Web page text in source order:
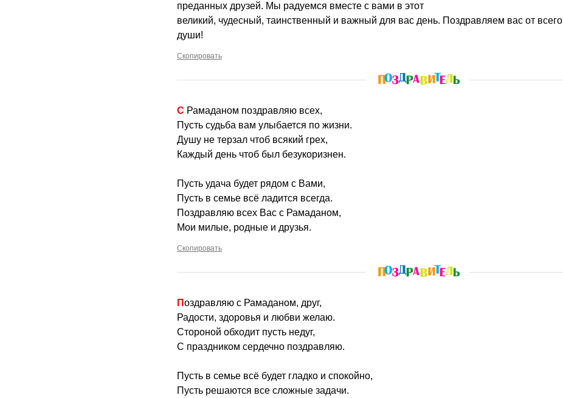
преданных друзей. Мы радуемся вместе с вами в этот
великий, чудесный, таинственный и важный для вас день. Поздравляем вас от
души!
Скопировать
С Рамаданом поздравляю всех,
Пусть судьба вам улыбается по жизни.
Душу не терзал чтоб всякий грех,
Каждый день чтоб был безукоризнен.
Пусть удача будет рядом с Вами,
Пусть в семье всё ладится всегда.
Поздравляю всех Вас с Рамаданом,
Мои милые, родные и друзья.
Скопировать
Поздравляю с Рамаданом, друг,
Радости, здоровья и любви желаю.
Стороной обходит пусть недуг,
С праздником сердечно поздравляю.
Пусть в семье всё будет гладко и спокойно,
Пусть решаются все сложные задачи.